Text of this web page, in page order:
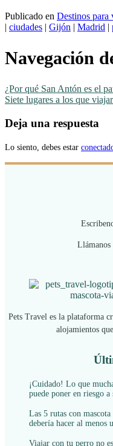
Publicado en Destinos para
| ciudades | Gijón | Madrid |
Navegación
¿Por qué San Antón es el
Siete lugares a los que
Deja una respuesta
Lo siento, debes estar
Pets Travel es la plataforma
alojamientos
¡Cuidado! Lo que
puede poner en riesgo a
Las 5 rutas con
debería hacer al menos
Viajar con tu perro no